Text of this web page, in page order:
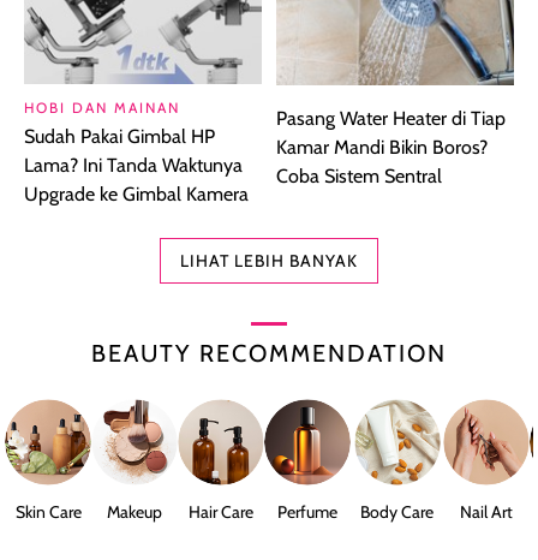
HOBI DAN MAINAN
Sudah Pakai Gimbal HP
Lama? Ini Tanda Waktunya
Upgrade ke Gimbal Kamera
Pasang Water Heater di Tiap
Kamar Mandi Bikin Boros?
Coba Sistem Sentral
LIHAT LEBIH BANYAK
BEAUTY RECOMMENDATION
Skin Care Makeup Hair Care Perfume Body Care Nail Art